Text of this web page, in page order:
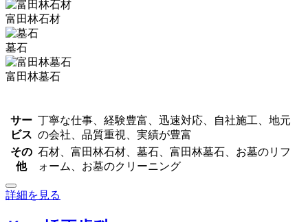
富田林石材
墓石
富田林墓石
サー
ビス
丁寧な仕事、経験豊富、迅速対応、自社施工、地元
の会社、品質重視、実績が豊富
その
他
石材、富田林石材、墓石、富田林墓石、お墓のリフ
ォーム、お墓のクリーニング
詳細を見る